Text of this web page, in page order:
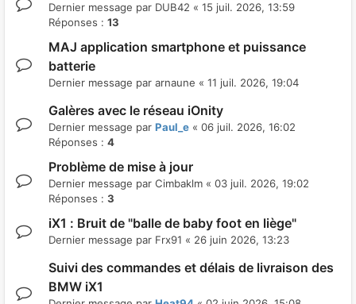
Dernier message par DUB42 « 15 juil. 2026, 13:59
Réponses : 13
MAJ application smartphone et puissance
batterie
Dernier message par arnaune « 11 juil. 2026, 19:04
Galères avec le réseau iOnity
Dernier message par Paul_e « 06 juil. 2026, 16:02
Réponses : 4
Problème de mise à jour
Dernier message par Cimbaklm « 03 juil. 2026, 19:02
Réponses : 3
iX1 : Bruit de "balle de baby foot en liège"
Dernier message par Frx91 « 26 juin 2026, 13:23
Suivi des commandes et délais de livraison des
BMW iX1